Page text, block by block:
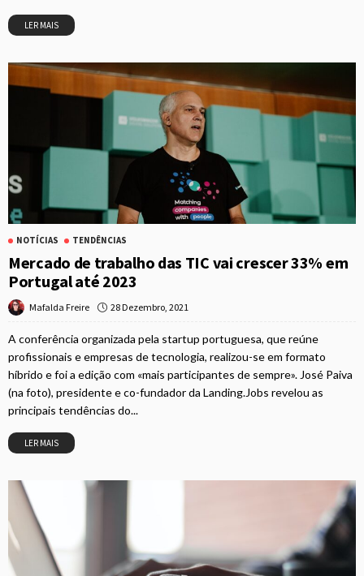
LER MAIS
NOTÍCIAS TENDÊNCIAS
Mercado de trabalho das TIC vai crescer 33% em
Portugal até 2023
Mafalda Freire 28 Dezembro, 2021
A conferência organizada pela startup portuguesa, que reúne
profissionais e empresas de tecnologia, realizou-se em formato
híbrido e foi a edição com «mais participantes de sempre». José Paiva
(na foto), presidente e co-fundador da Landing.Jobs revelou as
principais tendências do...
LER MAIS